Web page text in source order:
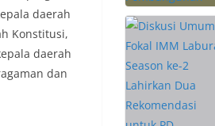
daerah
Konstitusi,
daerah
dan